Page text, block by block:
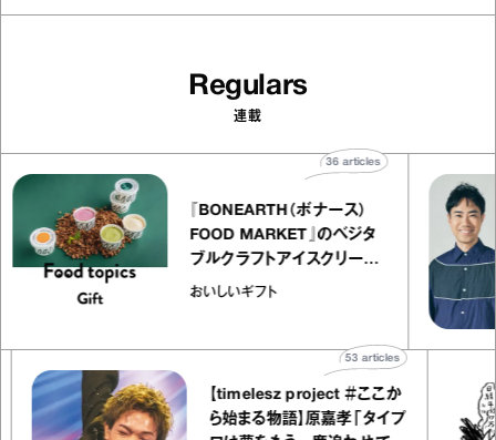
Regulars
連載
『BONEARTH（ボナース）
FOOD MARKET』のベジタ
ブルクラフトアイスクリーム
｜真野知子の「おいしいギフ
おいしいギフト
36articles
【timelesz project ＃ここか
ら始まる物語】原嘉孝「タイプ
articles